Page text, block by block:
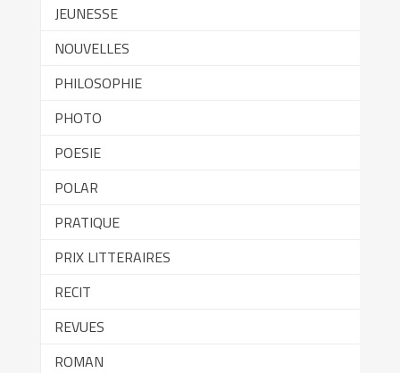
JEUNESSE
NOUVELLES
PHILOSOPHIE
PHOTO
POESIE
POLAR
PRATIQUE
PRIX LITTERAIRES
RECIT
REVUES
ROMAN